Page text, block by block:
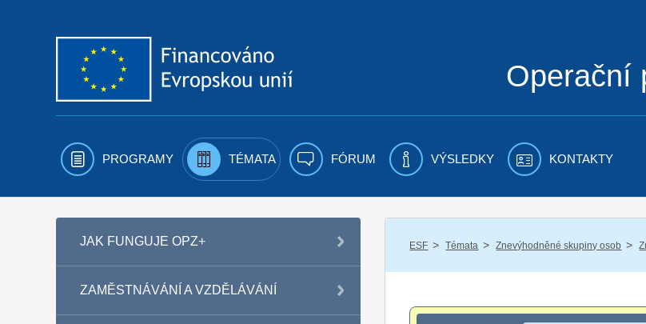
Operační
PROGRAMY TÉMATA FÓRUM VÝSLEDKY KONTAKTY
JAK FUNGUJE OPZ+
ZAMĚSTNÁVÁNÍ A VZDĚLÁVÁNÍ
ESF / Témata / Znevýhodněné skupiny osob /